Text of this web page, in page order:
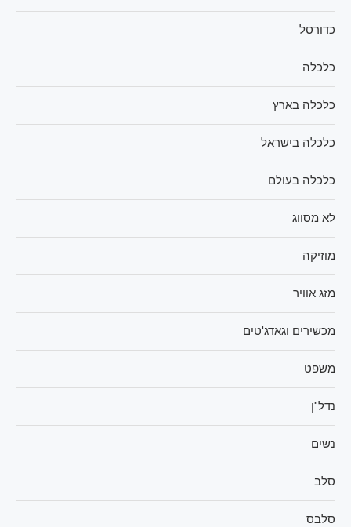
כדורסל
כלכלה
כלכלה בארץ
כלכלה בישראל
כלכלה בעולם
לא מסווג
מוזיקה
מזג אוויר
מכשירים וגאדג'טים
משפט
נדל"ן
נשים
סלב
סלבס